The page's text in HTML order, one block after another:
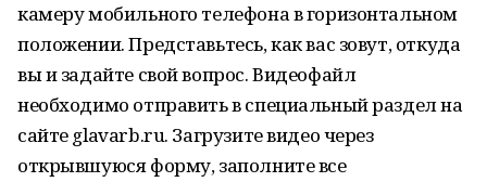
камеру мобильного телефона в горизонтальном
положении. Представьтесь, как вас зовут, откуда
вы и задайте свой вопрос. Видеофайл
необходимо отправить в специальный раздел на
сайте glavarb.ru. Загрузите видео через
открывшуюся форму, заполните все